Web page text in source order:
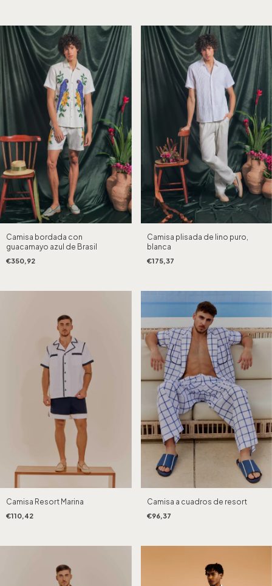
Camisa bordada con
guacamayo azul de Brasil
€350,92
Camisa plisada de lino puro,
blanca
€175,37
Camisa Resort Marina
€110,42
Camisa a cuadros de resort
€96,37